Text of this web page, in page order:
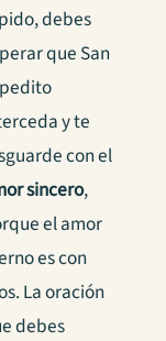
debes
que San
y te
con el
sincero,
el amor
es con
La oración
debes